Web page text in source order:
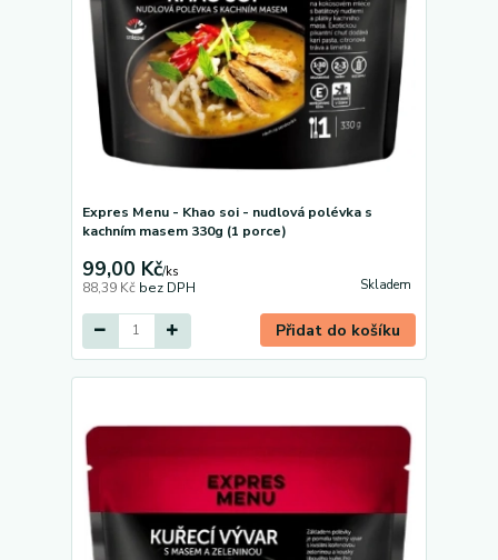
Expres Menu - Khao soi - nudlová polévka s
kachním masem 330g (1 porce)
99,00 Kč/ks
88,39 Kč bez DPH Skladem
Přidat do košíku